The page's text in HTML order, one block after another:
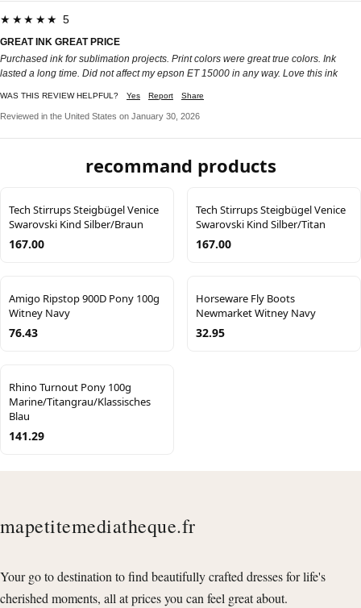
★★★★★ 5
GREAT INK GREAT PRICE
Purchased ink for sublimation projects. Print colors were great true colors. Ink
lasted a long time. Did not affect my epson ET 15000 in any way. Love this ink
WAS THIS REVIEW HELPFUL? Yes Report Share
Reviewed in the United States on January 30, 2026
recommand products
Tech Stirrups Steigbügel Venice
Swarovski Kind Silber/Braun
167.00
Tech Stirrups Steigbügel Venice
Swarovski Kind Silber/Titan
167.00
Amigo Ripstop 900D Pony 100g
Witney Navy
76.43
Horseware Fly Boots
Newmarket Witney Navy
32.95
Rhino Turnout Pony 100g
Marine/Titangrau/Klassisches
Blau
141.29
mapetitemediatheque.fr
Your go to destination to find beautifully crafted dresses for life's
cherished moments, all at prices you can feel great about.